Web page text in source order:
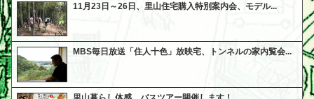
11月23日～26日、里山住宅購入特別案内会、モデル...
MBS毎日放送「住人十色」放映宅、トンネルの家内覧会...